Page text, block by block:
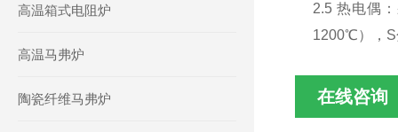
高温箱式电阻炉
高温马弗炉
陶瓷纤维马弗炉
2.5 热电偶
1200℃），
在线咨询